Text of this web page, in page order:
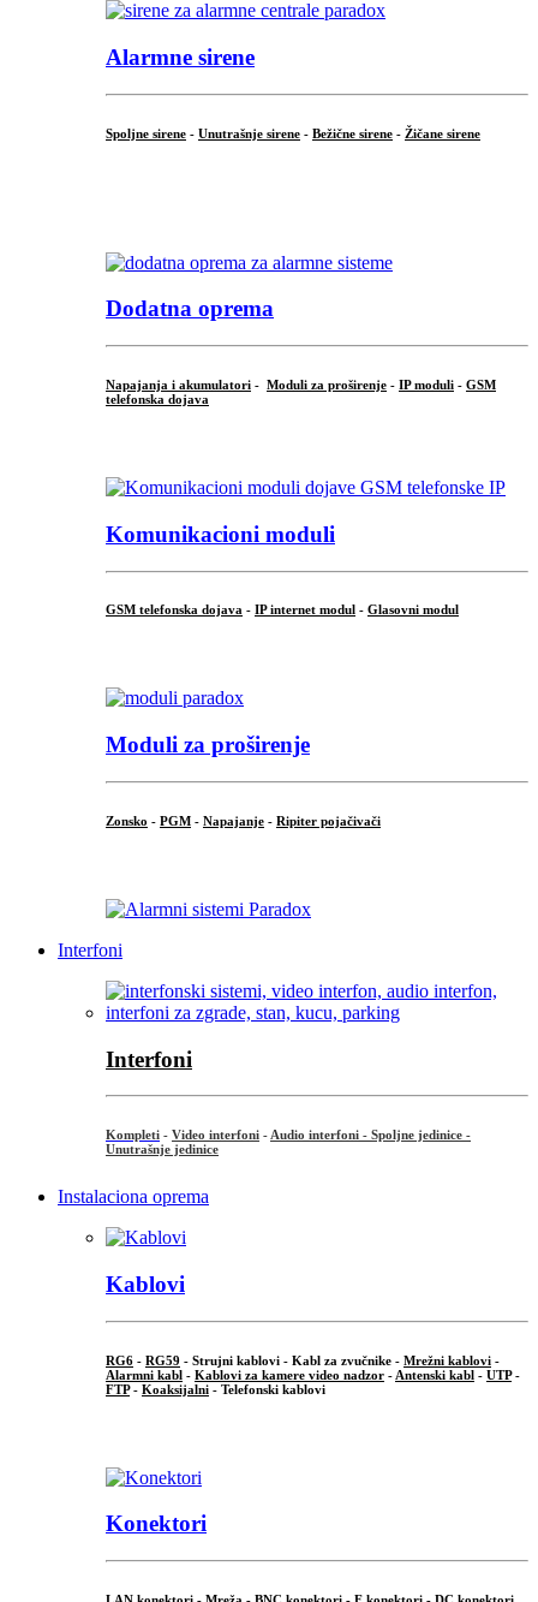
Alarmne sirene
Spoljne sirene - Unutrašnje sirene - Bežične sirene - Žičane sirene
Dodatna oprema
Napajanja i akumulatori - Moduli za proširenje - IP moduli - GSM
telefonska dojava
Komunikacioni moduli
GSM telefonska dojava - IP internet modul - Glasovni modul
Moduli za proširenje
Zonsko - PGM - Napajanje - Ripiter pojačivači
Interfoni
Interfoni
Kompleti - Video interfoni - Audio interfoni - Spoljne jedinice -
Unutrašnje jedinice
Instalaciona oprema
Kablovi
RG6 - RG59 - Strujni kablovi - Kabl za zvučnike - Mrežni kablovi -
Alarmni kabl - Kablovi za kamere video nadzor - Antenski kabl - UTP-
FTP- Koaksijalni - Telefonski kablovi
Konektori